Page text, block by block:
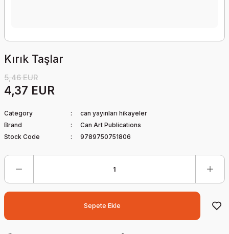
Kırık Taşlar
5,46 EUR
4,37 EUR
Category
can yayınları hikayeler
Brand
Can Art Publications
Stock Code
9789750751806
Sepete Ekle